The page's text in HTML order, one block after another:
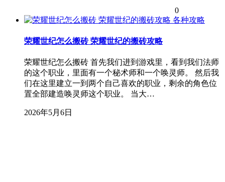
0
各种攻略
荣耀世纪怎么搬砖 荣耀世纪的搬砖攻略
荣耀世纪怎么搬砖 首先我们进到游戏里，看到我们法师
的这个职业，里面有一个秘术师和一个唤灵师。 然后我
们在这里建立一到两个自己喜欢的职业，剩余的角色位
置全部建造唤灵师这个职业。 当大…
2026年5月6日